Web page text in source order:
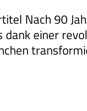
Nach 90
einer